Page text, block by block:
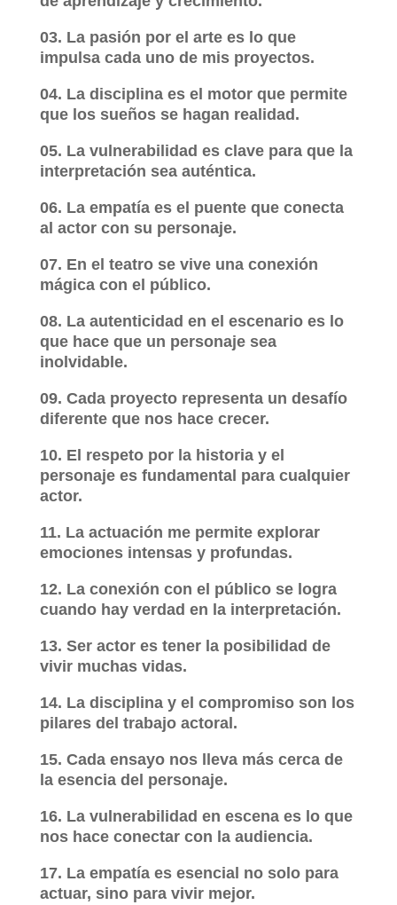
03. La pasión por el arte es lo que
impulsa cada uno de mis proyectos.
04. La disciplina es el motor que permite
que los sueños se hagan realidad.
05. La vulnerabilidad es clave para que la
interpretación sea auténtica.
06. La empatía es el puente que conecta
al actor con su personaje.
07. En el teatro se vive una conexión
mágica con el público.
08. La autenticidad en el escenario es lo
que hace que un personaje sea
inolvidable.
09. Cada proyecto representa un desafío
diferente que nos hace crecer.
10. El respeto por la historia y el
personaje es fundamental para cualquier
actor.
11. La actuación me permite explorar
emociones intensas y profundas.
12. La conexión con el público se logra
cuando hay verdad en la interpretación.
13. Ser actor es tener la posibilidad de
vivir muchas vidas.
14. La disciplina y el compromiso son los
pilares del trabajo actoral.
15. Cada ensayo nos lleva más cerca de
la esencia del personaje.
16. La vulnerabilidad en escena es lo que
nos hace conectar con la audiencia.
17. La empatía es esencial no solo para
actuar, sino para vivir mejor.